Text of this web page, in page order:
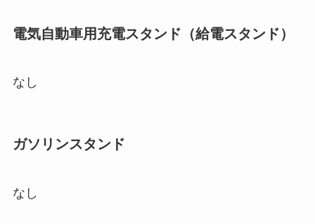
電気自動車用充電スタンド（給電スタンド）
なし
ガソリンスタンド
なし